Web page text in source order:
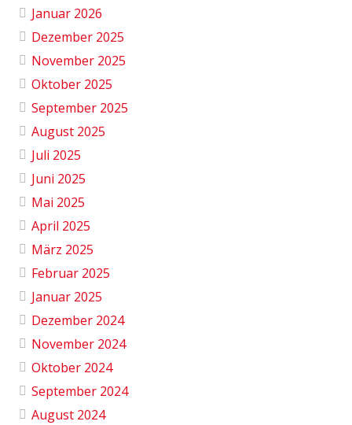
Januar 2026
Dezember 2025
November 2025
Oktober 2025
September 2025
August 2025
Juli 2025
Juni 2025
Mai 2025
April 2025
März 2025
Februar 2025
Januar 2025
Dezember 2024
November 2024
Oktober 2024
September 2024
August 2024